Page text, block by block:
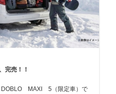
完売！！
DOBLO MAXI 5（限定車）で